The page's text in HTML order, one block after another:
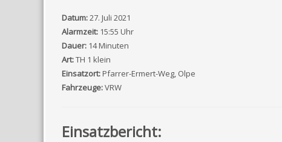
Datum:27. Juli 2021
Alarmzeit: 15:55 Uhr
Dauer: 14 Minuten
Art:TH 1 klein
Einsatzort:Pfarrer-Ermert-Weg, Olpe
Fahrzeuge:VRW
Einsatzbericht: